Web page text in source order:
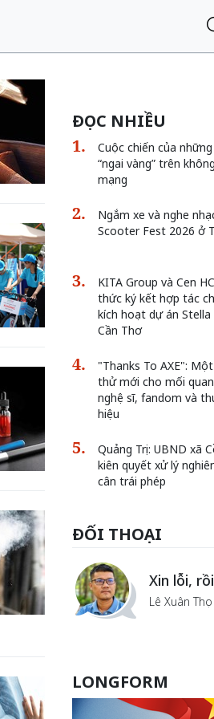
ĐỌC NHIỀU
Cuộc chiến của
“ngai vàng” trên
mạng
Ngắm xe và nghe
Scooter Fest 2026 ở
KITA Group và Cen
thức ký kết hợp tác
kích hoạt dự án
Cần Thơ
"Thanks To AXE":
thử mới cho mối
nghệ sĩ, fandom và
hiệu
Quảng Trị: UBND xã
kiên quyết xử lý
cân trái phép
ĐỐI THOẠI
Hà
Xin lỗi,
Lê Xuân Thọ
LONGFORM